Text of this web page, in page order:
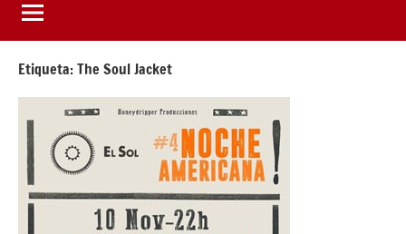
Etiqueta:The Soul Jacket